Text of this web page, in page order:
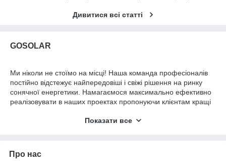
Дивитися всі статті
GOSOLAR
Ми ніколи не стоїмо на місці! Наша команда професіоналів
постійно відстежує найпередовіші і свіжі рішення на ринку
сонячної енергетики. Намагаємося максимально ефективно
реалізовувати в наших проектах пропонуючи клієнтам кращі
Пропонуємо тільки перевірене обладнання для різних умов
дозволяє вирішити будь-яке завдання клієнта!
Показати все
Про нас